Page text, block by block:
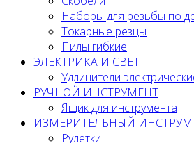
Наборы для резьбы по
Токарные резцы
Пилы гибкие
ЭЛЕКТРИКА И СВЕТ
Удлинители
РУЧНОЙ ИНСТРУМЕНТ
Ящик для инструмента
ИЗМЕРИТЕЛЬНЫЙ
Рулетки